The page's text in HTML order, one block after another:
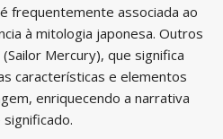
frequentemente associada ao
à mitologia japonesa. Outros
Mercury), que significa
características e elementos
enriquecendo a narrativa